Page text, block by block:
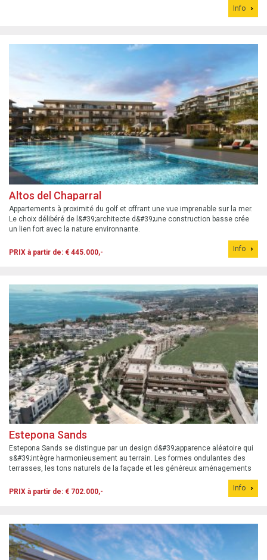
Info
Altos del Chaparral
Appartements à proximité du golf et offrant une vue imprenable sur la mer.
Le choix délibéré de l&#39;architecte d&#39;une construction basse crée
un lien fort avec la nature environnante.
PRIX à partir de: € 445.000,- Info
Estepona Sands
Estepona Sands se distingue par un design d&#39;apparence aléatoire qui
s&#39;intègre harmonieusement au terrain. Les formes ondulantes des
terrasses, les tons naturels de la façade et les généreux aménagements
paysagers intègrent ce projet dans un cadre privilégié qui met en valeur
l&#39;h...
PRIX à partir de: € 702.000,- Info